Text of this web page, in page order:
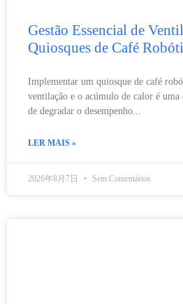
Gestão Essencial de
Quiosques de Café
Implementar um quiosque de café
ventilação e o acúmulo de calor é uma
de degradar o desempenho...
LER MAIS »
2026年8月7日 Sem Comentários